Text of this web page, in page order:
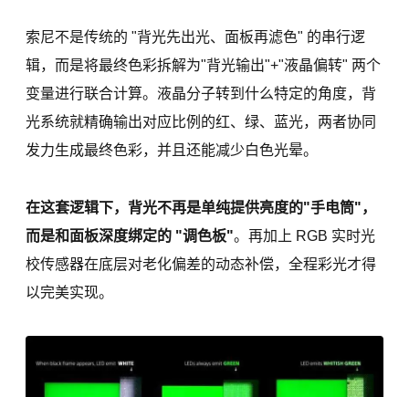
索尼不是传统的 "背光先出光、面板再滤色" 的串行逻
辑，而是将最终色彩拆解为"背光输出"+"液晶偏转" 两个
变量进行联合计算。液晶分子转到什么特定的角度，背
光系统就精确输出对应比例的红、绿、蓝光，两者协同
发力生成最终色彩，并且还能减少白色光晕。
在这套逻辑下，背光不再是单纯提供亮度的"手电筒"，
而是和面板深度绑定的 "调色板"。再加上 RGB 实时光
校传感器在底层对老化偏差的动态补偿，全程彩光才得
以完美实现。